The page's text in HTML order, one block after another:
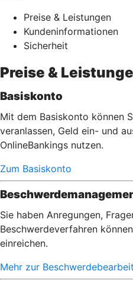
Preise & Leistungen
Kundeninformationen
Sicherheit
Preise &
Basiskonto
Mit dem Basiskonto können
veranlassen, Geld ein- und
OnlineBankings nutzen.
Zum Basiskonto
Sie haben Anregungen,
Beschwerdeverfahren
einreichen.
Mehr zur